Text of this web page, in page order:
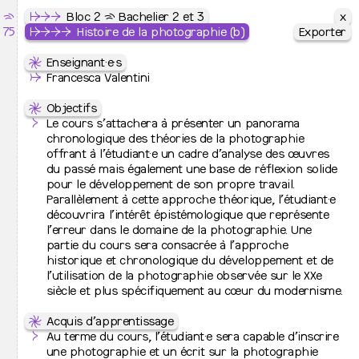
Le Septantecinq
École Supérieure des Arts de l’image
↦
Cursus
↦ ⇒ Peinture
↦
↦
⇒ Graphisme
↦ ⇒ Photographie
↦
Bachelier de spécialisation
↦
Jurys de fin d’études
↦
Admissions et inscription
↦
Inscriptions à l’école
↦
Admission 2026-2027
↦
L’école
↦
Présentation
↦
Contacts et lieux d’activité
↦
↦
⇒ Relations internationales
↦ ⇒ Recherche artistique
↦
Cinquante ans d’histoire
↦ Cursus
↦⇒ Photographie
x
Exporter
Voir les 11 images
Projet pédagogique
d’auteur·rice centrée sur l’humain et le documentaire en
tant qu’interrogation du monde. Le cursus aborde les
diverses dimensions de la photographie, autant
↦⇒ Photographie
↦⇒⇒ Bloc 2 ⇶ Bachelier 2 et 3
x
Exporter
⇋ Cours artistiques
UE 24010
Atelier
UE 24130
Q2 + Q1
Livres d’artistes
Atelier 1
UE 34130
Q2 + Q1
Livres d’artistes
Atelier 2
UE 34145
Photographie Studio (a)
Maîtrise de la lumière artificielle
UE 34146
Photographie Studio (b)
Maîtrise de la lumière artificielle
UE 24145
Q1
Photographie Studio (a)
Chambre photographique
↦⇒⇒ Bloc 2 ⇶ Bachelier 2 et 3
↦⇒⇒⇒ Histoire de la photographie (b)
x
Exporter
⇋ Enseignant·e·s
↛ Francesca Valentini
⇋ Objectifs
Le cours s’attachera à présenter un panorama
chronologique des théories de la photographie
offrant à l’étudiant·e un cadre d’analyse des œuvres
du passé mais également une base de réflexion solide
pour le développement de son propre travail.
Parallèlement à cette approche théorique, l’étudiant·e
découvrira l’intérêt épistémologique que représente
l’erreur dans le domaine de la photographie. Une
partie du cours sera consacrée à l’approche
historique et chronologique du développement et de
l’utilisation de la photographie observée sur le XXe
siècle et plus spécifiquement au cœur du modernisme.
⇋ Acquis d’apprentissage
Au terme du cours, l’étudiant·e sera capable d’inscrire
une photographie et un écrit sur la photographie
⇶
75